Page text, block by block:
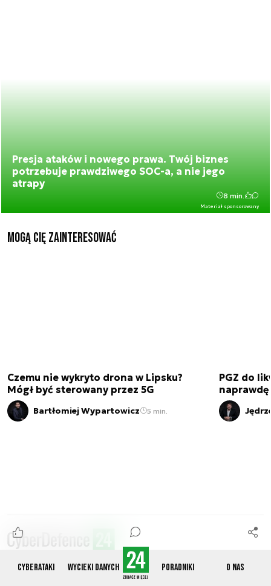
Cyberataki Wycieki danych Poradniki O nas
Presja ataków i nowego prawa. Twój biznes
potrzebuje prawdziwego SOC-a, a nie jego
atrapy
Materiał sponsorowany
8 min.
Mogą Cię zainteresować
Czemu nie wykryto drona w Lipsku?
Mógł być sterowany przez 5G
Bartłomiej Wypartowicz 5 min.
PGZ do